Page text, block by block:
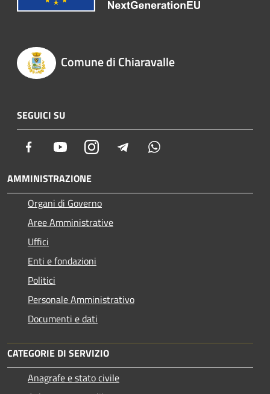
Comune di Chiaravalle
SEGUICI SU
Facebook YoutubeInstagram Telegram
AMMINISTRAZIONE
Organi di Governo
Aree Amministrative
Uffici
Enti e fondazioni
Politici
Personale Amministrativo
Documenti e dati
CATEGORIE DI SERVIZIO
Anagrafe e stato civile